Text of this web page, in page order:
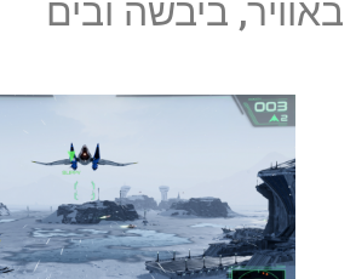
באוויר, ביבשה ובים